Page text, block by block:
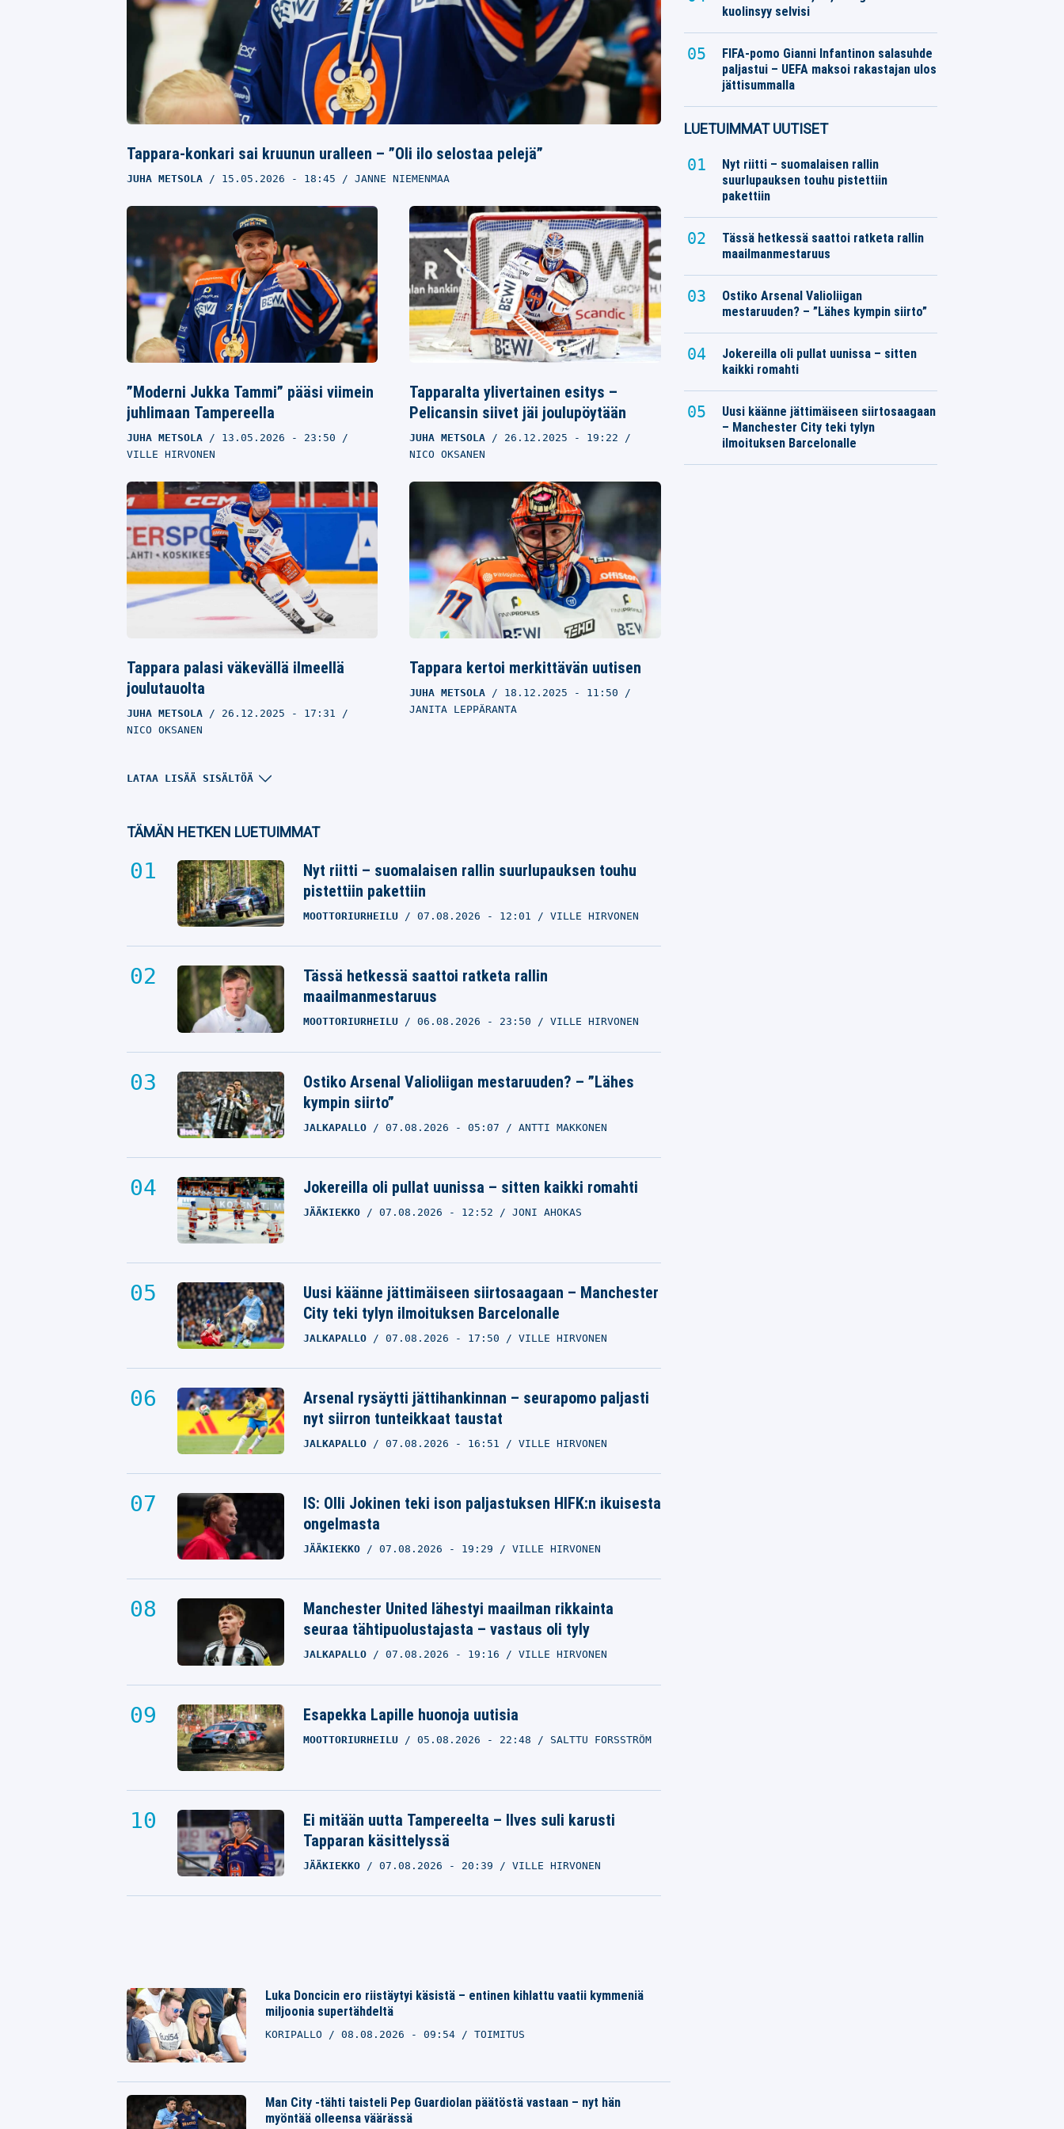
Tappara-konkari sai kruunun uralleen – ”Oli ilo selostaa pelejä”
JUHA METSOLA 15.05.2026 - 18:45 JANNE NIEMENMAA
”Moderni Jukka Tammi” pääsi viimein
juhlimaan Tampereella
JUHA METSOLA 13.05.2026 - 23:50
VILLE HIRVONEN
Tapparalta ylivertainen esitys –
Pelicansin siivet jäi joulupöytään
JUHA METSOLA 26.12.2025 - 19:22
NICO OKSANEN
Tappara palasi väkevällä ilmeellä
joulutauolta
JUHA METSOLA 26.12.2025 - 17:31
NICO OKSANEN
Tappara kertoi merkittävän uutisen
JUHA METSOLA 18.12.2025 - 11:50
JANITA LEPPÄRANTA
teki asiat selviksi
JUHA METSOLA 15.12.2025 - 18:12
VILLE HIRVONEN
avauksesta
JUHA METSOLA
KARI AHO
Tapparan valmennus saattoi tehdä
VILLE HIRVONEN
JUHA METSOLA 26.03.2025
- 16:48
VILLE HIRVONEN
LATAA LISÄÄ SISÄLTÖÄ
TÄMÄN HETKEN LUETUIMMAT
Nyt riitti – suomalaisen rallin suurlupauksen touhu
pistettiin pakettiin
MOOTTORIURHEILU 07.08.2026 - 12:01 VILLE HIRVONEN
Tässä hetkessä saattoi ratketa rallin
maailmanmestaruus
MOOTTORIURHEILU 06.08.2026 - 23:50 VILLE HIRVONEN
Ostiko Arsenal Valioliigan mestaruuden? – ”Lähes
kympin siirto”
JALKAPALLO 07.08.2026 - 05:07 ANTTI MAKKONEN
Jokereilla oli pullat uunissa – sitten kaikki romahti
JÄÄKIEKKO 07.08.2026 - 12:52 JONI AHOKAS
Uusi käänne jättimäiseen siirtosaagaan – Manchester
City teki tylyn ilmoituksen Barcelonalle
JALKAPALLO 07.08.2026 - 17:50 VILLE HIRVONEN
Arsenal rysäytti jättihankinnan – seurapomo paljasti
nyt siirron tunteikkaat taustat
JALKAPALLO 07.08.2026 - 16:51 VILLE HIRVONEN
IS: Olli Jokinen teki ison paljastuksen HIFK:n ikuisesta
ongelmasta
JÄÄKIEKKO 07.08.2026 - 19:29 VILLE HIRVONEN
Manchester United lähestyi maailman rikkainta
seuraa tähtipuolustajasta – vastaus oli tyly
JALKAPALLO 07.08.2026 - 19:16 VILLE HIRVONEN
Esapekka Lapille huonoja uutisia
MOOTTORIURHEILU 05.08.2026 - 22:48 SALTTU FORSSTRÖM
Ei mitään uutta Tampereelta – Ilves suli karusti
Tapparan käsittelyssä
JÄÄKIEKKO 07.08.2026 - 20:39 VILLE HIRVONEN
Luka Doncicin ero riistäytyi käsistä – entinen kihlattu vaatii kymmeniä
miljoonia supertähdeltä
KORIPALLO 08.08.2026 - 09:54 TOIMITUS
Man City -tähti taisteli Pep Guardiolan päätöstä vastaan – nyt hän
myöntää olleensa väärässä
kuolinsyy selvisi
FIFA-pomo Gianni Infantinon salasuhde
paljastui – UEFA maksoi rakastajan ulos
jättisummalla
LUETUIMMAT UUTISET
Nyt riitti – suomalaisen rallin
suurlupauksen touhu pistettiin
pakettiin
Tässä hetkessä saattoi ratketa rallin
maailmanmestaruus
Ostiko Arsenal Valioliigan
mestaruuden? – ”Lähes kympin siirto”
Jokereilla oli pullat uunissa – sitten
kaikki romahti
Uusi käänne jättimäiseen siirtosaagaan
– Manchester City teki tylyn
ilmoituksen Barcelonalle